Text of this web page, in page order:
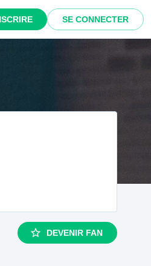
SE CONNECTER
DEVENIR FAN